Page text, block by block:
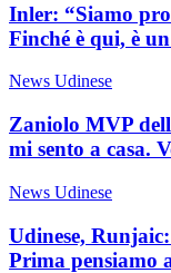
Inler: “Siamo
Finché è qui, è
News Udinese
Zaniolo MVP
mi sento a casa.
News Udinese
Udinese,
Prima pensiamo